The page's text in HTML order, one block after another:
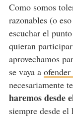
Como somos
razonables (o
escuchar el
quieran
aprovechamos
se vaya a
necesariamente
haremos desde
siempre desde el